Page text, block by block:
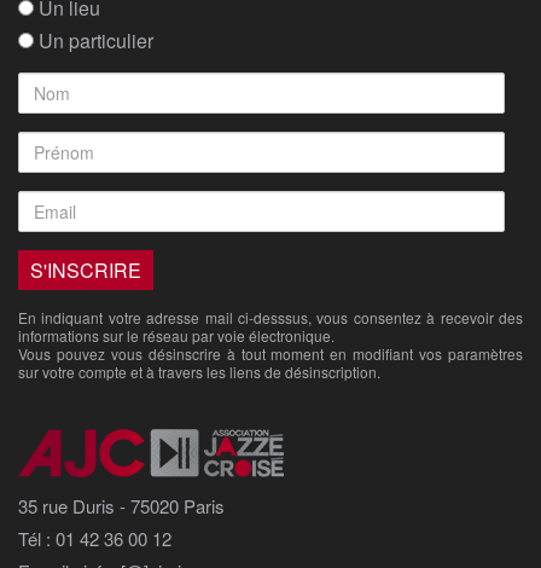
Un lieu
Un particulier
En indiquant votre adresse mail ci-desssus, vous consentez à recevoir des
informations sur le réseau par voie électronique.
Vous pouvez vous désinscrire à tout moment en modifiant vos paramètres
sur votre compte et à travers les liens de désinscription.
35 rue Duris - 75020 Paris
Tél : 01 42 36 00 12